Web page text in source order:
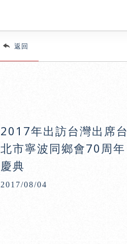
返回
2017年出訪台灣出席台
北市寧波同鄉會70周年
慶典
2017/08/04